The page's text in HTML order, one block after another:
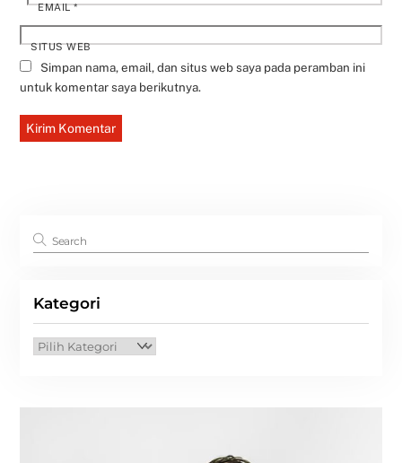
EMAIL*
SITUS WEB
Simpan nama, email, dan situs web saya pada peramban ini
untuk komentar saya berikutnya.
Kategori
Kategori